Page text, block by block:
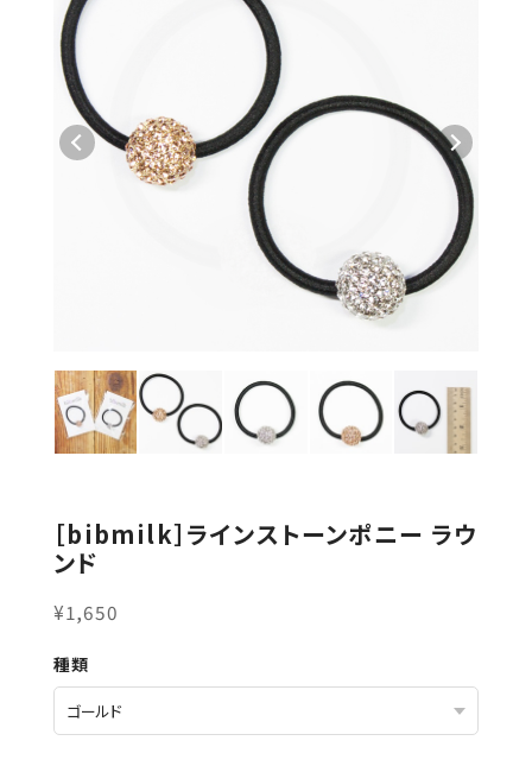
［bibmilk］ラインストーンポニー ラウ
ンド
¥1,650
種類